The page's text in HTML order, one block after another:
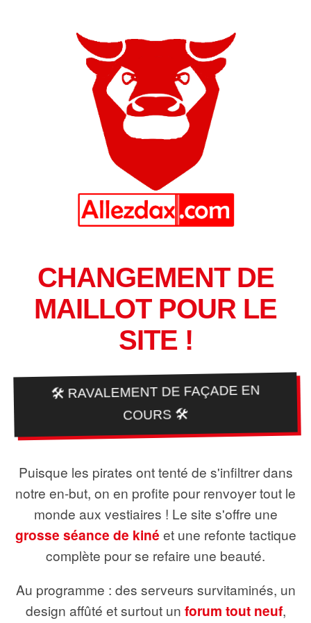
CHANGEMENT DE
MAILLOT POUR LE
SITE !
🛠️ RAVALEMENT DE FAÇADE EN
COURS 🛠️
Puisque les pirates ont tenté de s'infiltrer dans
notre en-but, on en profite pour renvoyer tout le
monde aux vestiaires ! Le site s'offre une
grosse séance de kiné et une refonte tactique
complète pour se refaire une beauté.
Au programme : des serveurs survitaminés, un
design affûté et surtout un forum tout neuf,